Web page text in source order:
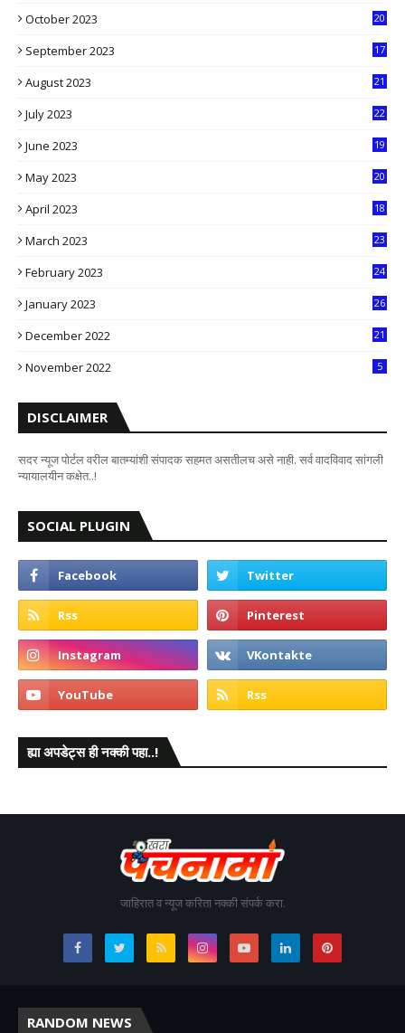
October 2023
20
September 2023
17
August 2023
21
July 2023
22
June 2023
19
May 2023
20
April 2023
18
March 2023
23
February 2023
24
January 2023
26
December 2022
21
November 2022 5
DISCLAIMER
सदर न्यूज पोर्टल वरील बातम्यांशी संपादक सहमत असतीलच असे नाही. सर्व वादविवाद सांगली
न्यायालयीन कक्षेत..!
SOCIAL PLUGIN
ह्या अपडेट्स ही नक्की पहा..!
जाहिरात व न्यूज करिता नक्की संपर्क करा.
RANDOM NEWS